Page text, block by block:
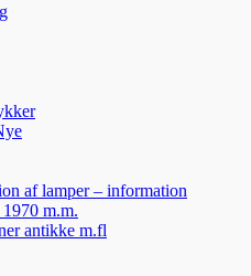
af lamper – information
m.m.
antikke m.fl